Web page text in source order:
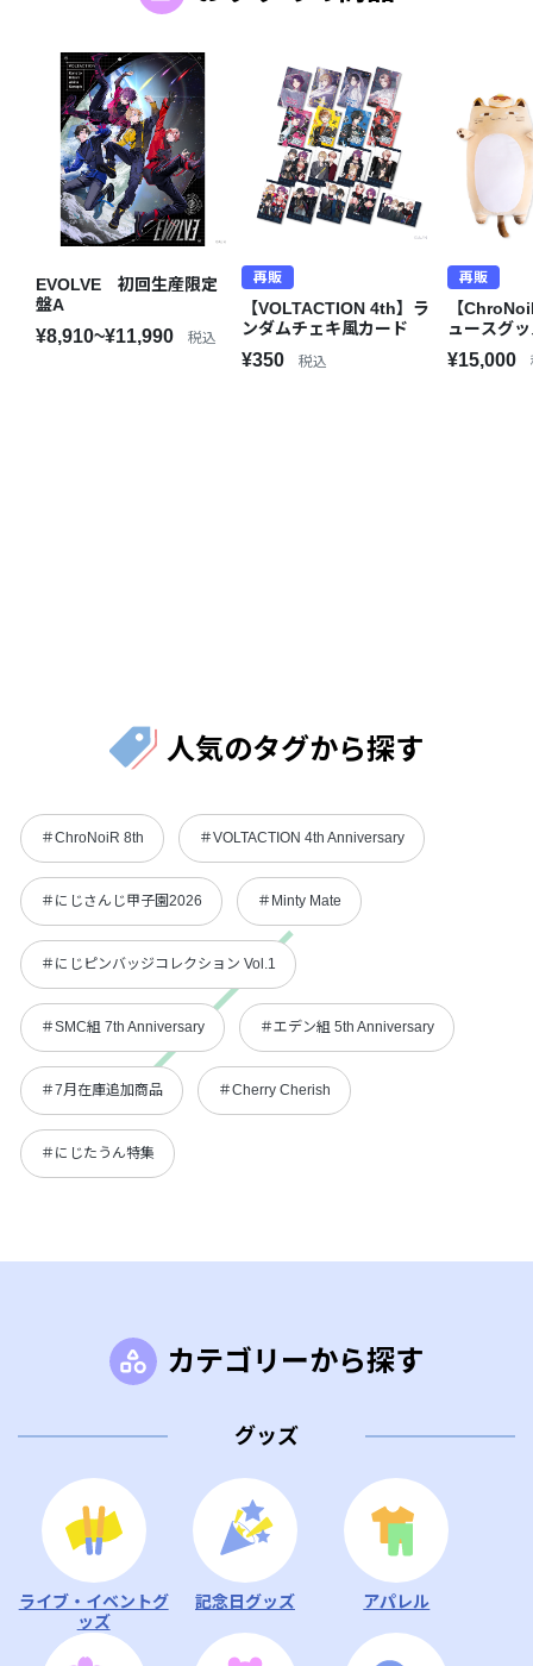
EVOLVE 初回生産限定
盤A
¥8,910~¥11,990 税込
再販
【VOLTACTION 4th】ラ
ンダムチェキ風カード
¥350 税込
再販
【
ュースグ
¥15,000
人気のタグから探す
＃ChroNoiR 8th ＃VOLTACTION 4th Anniversary
＃にじさんじ甲子園2026 ＃Minty Mate
＃にじピンバッジコレクション Vol.1
＃SMC組 7th Anniversary ＃エデン組 5th Anniversary
＃7月在庫追加商品 ＃Cherry Cherish
＃にじたうん特集
カテゴリーから探す
グッズ
ライブ・イベントグ
ッズ
記念日グッズ アパレル